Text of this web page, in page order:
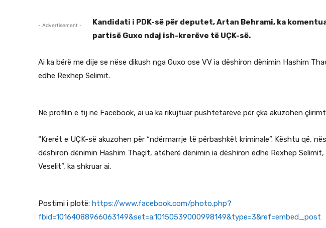
- Advertisement -
Kandidati i PDK-së për deputet, Artan Behrami, ka
partisë Guxo ndaj ish-krerëve të UÇK-së.
Ai ka bërë me dije se nëse dikush nga Guxo ose VV ia dëshiron dënimin Hashim
edhe Rexhep Selimit.
Në profilin e tij në Facebook, ai ua ka rikujtuar pushtetarëve për çka akuzohen
“Krerët e UÇK-së akuzohen për “ndërmarrje të përbashkët kriminale”. Kështu që,
dëshiron dënimin Hashim Thaçit, atëherë dënimin ia dëshiron edhe Rexhep
Veselit”, ka shkruar ai.
Postimi i plotë: https://www.facebook.com/photo.php?
fbid=10164088966063149&set=a.10150539000998149&type=3&ref=embed_post